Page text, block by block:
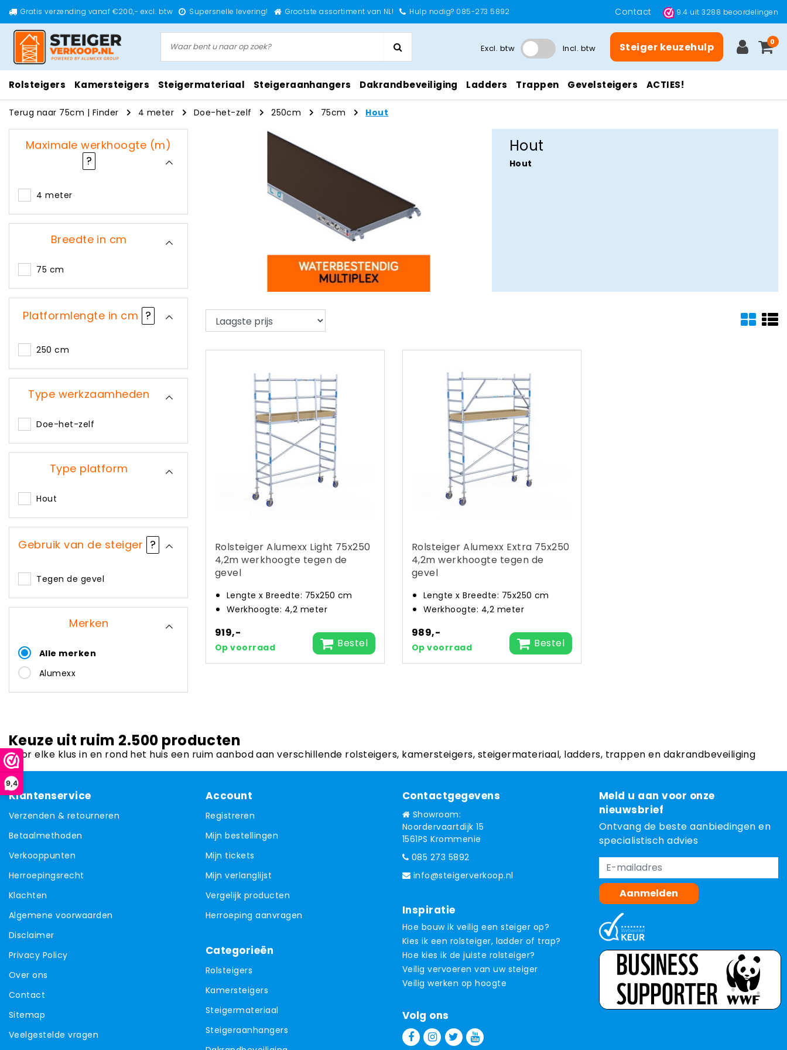
9,4
Gratis verzending vanaf €200,- excl. btw Supersnelle levering! Grootste assortiment van NL! Hulp nodig? 085-273 5892 Contact 9.4 uit3288 beoordelingen
Excl. btw Incl. btw Steiger keuzehulp 0
Rolsteigers Kamersteigers Steigermateriaal Steigeraanhangers Dakrandbeveiliging Ladders Trappen Gevelsteigers ACTIES!
Terug naar 75cm | Finder 4 meter Doe-het-zelf 250cm 75cm Hout
Maximale werkhoogte (m)
?
4 meter
Breedte in cm
75 cm
Platformlengte in cm ?
250 cm
Type werkzaamheden
Doe-het-zelf
Type platform
Hout
Gebruik van de steiger ?
Tegen de gevel
Merken
Alle merken
Alumexx
Hout
Hout
Rolsteiger Alumexx Light 75x250
4,2m werkhoogte tegen de
gevel
Lengte x Breedte: 75x250 cm
Werkhoogte: 4,2 meter
919,-
Op voorraad Bestel
Rolsteiger Alumexx Extra 75x250
4,2m werkhoogte tegen de
gevel
Lengte x Breedte: 75x250 cm
Werkhoogte: 4,2 meter
989,-
Op voorraad Bestel
Keuze uit ruim 2.500 producten
Voor elke klus in en rond het huis een ruim aanbod aan verschillende rolsteigers, kamersteigers, steigermateriaal, ladders, trappen en dakrandbeveiliging
Klantenservice
Verzenden & retourneren
Betaalmethoden
Verkooppunten
Herroepingsrecht
Klachten
Algemene voorwaarden
Disclaimer
Privacy Policy
Over ons
Contact
Sitemap
Veelgestelde vragen
Account
Registreren
Mijn bestellingen
Mijn tickets
Mijn verlanglijst
Vergelijk producten
Herroeping aanvragen
Categorieën
Rolsteigers
Kamersteigers
Steigermateriaal
Steigeraanhangers
Contactgegevens
Showroom:
Noordervaartdijk 15
1561PS Krommenie
085 273 5892
info@steigerverkoop.nl
Inspiratie
Hoe bouw ik veilig een steiger op?
Kies ik een rolsteiger, ladder of trap?
Hoe kies ik de juiste rolsteiger?
Veilig vervoeren van uw steiger
Veilig werken op hoogte
Volg ons
Meld u aan voor onze
nieuwsbrief
Ontvang de beste aanbiedingen en
specialistisch advies
Aanmelden